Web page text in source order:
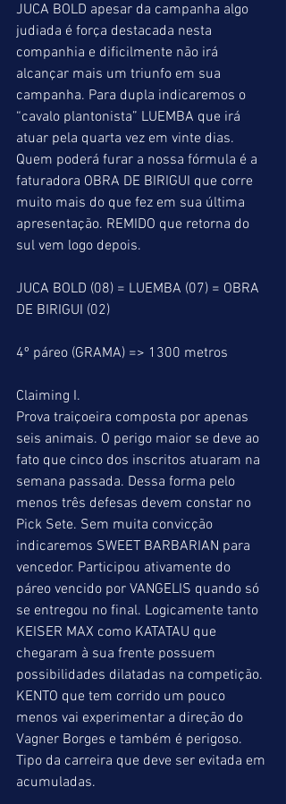
JUCA BOLD apesar da campanha algo
judiada é força destacada nesta
companhia e dificilmente não irá
alcançar mais um triunfo em sua
campanha. Para dupla indicaremos o
“cavalo plantonista” LUEMBA que irá
atuar pela quarta vez em vinte dias.
Quem poderá furar a nossa fórmula é a
faturadora OBRA DE BIRIGUI que corre
muito mais do que fez em sua última
apresentação. REMIDO que retorna do
sul vem logo depois.
JUCA BOLD (08) = LUEMBA (07) = OBRA
DE BIRIGUI (02)
4º páreo (GRAMA) => 1300 metros
Claiming I.
Prova traiçoeira composta por apenas
seis animais. O perigo maior se deve ao
fato que cinco dos inscritos atuaram na
semana passada. Dessa forma pelo
menos três defesas devem constar no
Pick Sete. Sem muita convicção
indicaremos SWEET BARBARIAN para
vencedor. Participou ativamente do
páreo vencido por VANGELIS quando só
se entregou no final. Logicamente tanto
KEISER MAX como KATATAU que
chegaram à sua frente possuem
possibilidades dilatadas na competição.
KENTO que tem corrido um pouco
menos vai experimentar a direção do
Vagner Borges e também é perigoso.
Tipo da carreira que deve ser evitada em
acumuladas.